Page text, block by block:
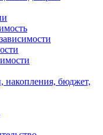
накопления, бюджет,